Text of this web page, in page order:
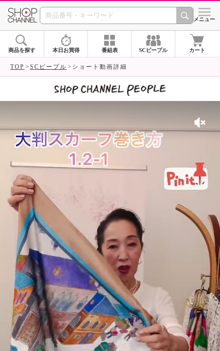
SHOP CHANNEL シメニュー
商品を探す 本日お買得 番組表 SCピープル カート
TOP SCピープル ショート動画詳細